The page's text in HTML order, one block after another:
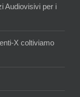
Audiovisivi per i
X coltiviamo